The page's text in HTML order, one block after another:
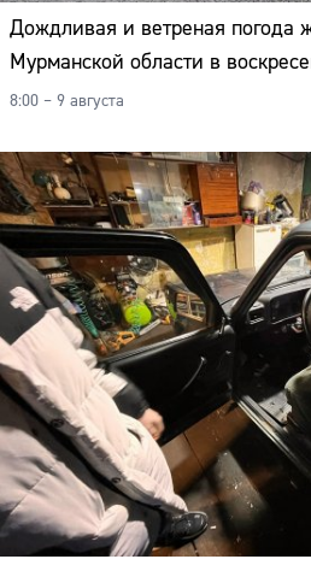
Дождливая и ветреная погода
Мурманской области в
8:00 – 9 августа